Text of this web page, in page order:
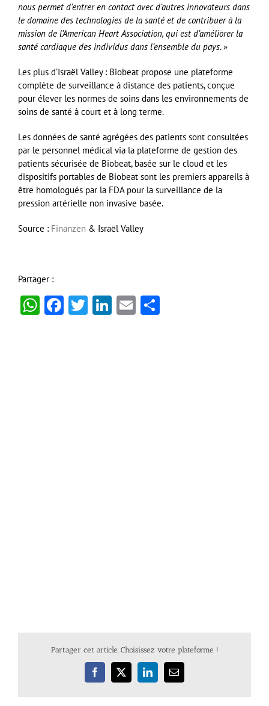
nous permet d’entrer en contact avec d’autres innovateurs dans
le domaine des technologies de la santé et de contribuer à la
mission de l’American Heart Association, qui est d’améliorer la
santé cardiaque des individus dans l’ensemble du pays. »
Les plus d’Israël Valley : Biobeat propose une plateforme
complète de surveillance à distance des patients, conçue
pour élever les normes de soins dans les environnements de
soins de santé à court et à long terme.
Les données de santé agrégées des patients sont consultées
par le personnel médical via la plateforme de gestion des
patients sécurisée de Biobeat, basée sur le cloud et les
dispositifs portables de Biobeat sont les premiers appareils à
être homologués par la FDA pour la surveillance de la
pression artérielle non invasive basée.
Source : Finanzen & Israël Valley
Partager :
WhatsApp
Facebook
Twitter
LinkedIn
Email
Partager cet article, Choisissez votre plateforme !
Facebook
X LinkedInEmail